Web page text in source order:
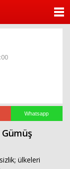
Whatsapp
ülkeleri
GALERİ